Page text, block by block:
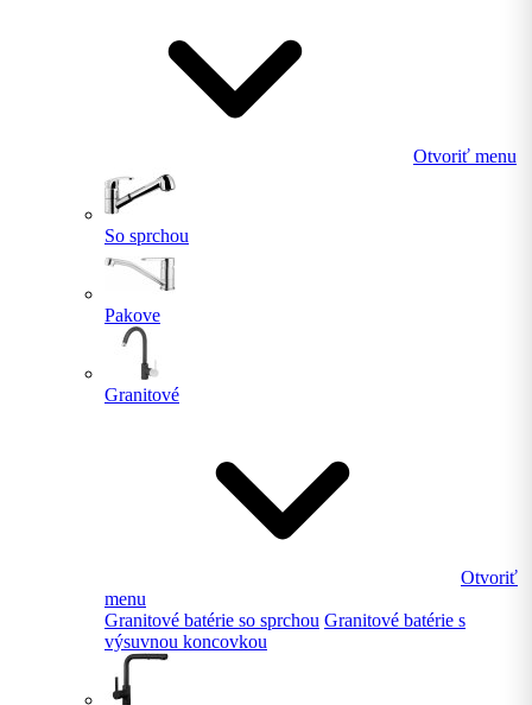
Otvoriť menu
So sprchou
Pakove
Granitové
Otvoriť
menu
Granitové batérie so sprchou Granitové batérie s
výsuvnou koncovkou